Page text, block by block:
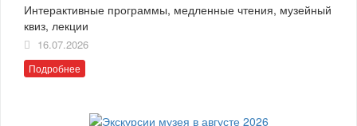
Интерактивные программы, медленные чтения, музейный
квиз, лекции
16.07.2026
Подробнее